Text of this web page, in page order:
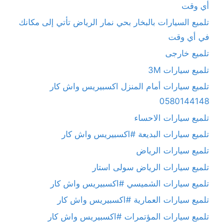
أي وقت
تلميع السيارات بالبخار بحي نمار الرياض تأتي إلى مكانك
في أي وقت
تلميع خارجى
تلميع سيارات 3M
تلميع سيارات أمام المنزل اكسبيريس واش كار
0580144148
تلميع سيارات الاحساء
تلميع سيارات البديعة #اكسبيريس واش كار
تلميع سيارات الرياض
تلميع سيارات الرياض سولى استار
تلميع سيارات الشميسي #اكسبيريس واش كار
تلميع سيارات العمارية #اكسبيريس واش كار
تلميع سيارات المؤتمرات #اكسبيريس واش كار